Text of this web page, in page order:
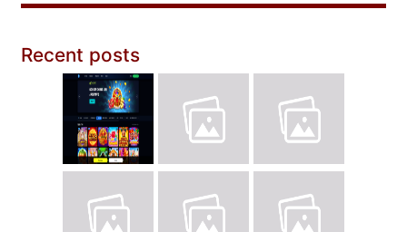
Recent posts